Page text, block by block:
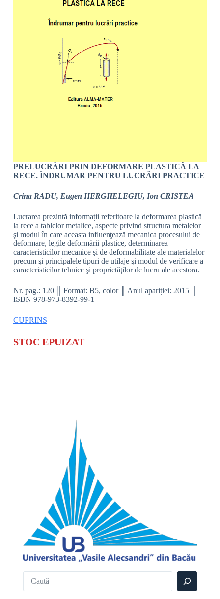
PRELUCRĂRI PRIN DEFORMARE PLASTICĂ LA
RECE. ÎNDRUMAR PENTRU LUCRĂRI PRACTICE
Crina RADU, Eugen HERGHELEGIU, Ion CRISTEA
Lucrarea prezintă informații referitoare la deformarea plastică
la rece a tablelor metalice, aspecte privind structura metalelor
şi modul în care aceasta influenţează mecanica procesului de
deformare, legile deformării plastice, determinarea
caracteristicilor mecanice şi de deformabilitate ale materialelor
precum şi principalele tipuri de utilaje şi modul de verificare a
caracteristicilor tehnice şi proprietăţilor de lucru ale acestora.
Nr. pag.: 120 ║ Format: B5, color ║ Anul apariției: 2015 ║
ISBN 978-973-8392-99-1
CUPRINS
STOC EPUIZAT